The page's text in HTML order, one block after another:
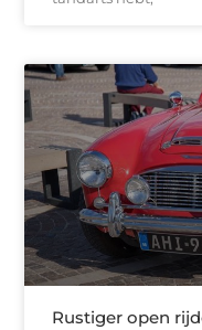
Rustiger open